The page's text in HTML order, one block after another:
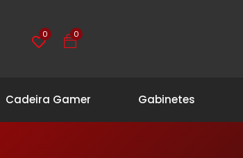
0 0
Cadeira Gamer Gabinetes